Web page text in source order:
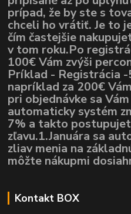
prípad, že by ste s
chceli ho vrátiť. Je to
čím častejšie
v tom roku.Po
100€ Vám zvýši
Príklad - Registrácia
napríklad za 200€
pri objednávke sa
automaticky systém
7% a takto
zľavu.1.Januára sa
zliav menia na
môžte nákupmi
Kontakt BOX